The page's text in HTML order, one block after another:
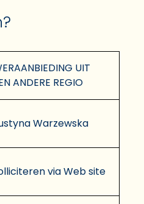
UIT
ANDERE REGIO
Warzewska
via Web site